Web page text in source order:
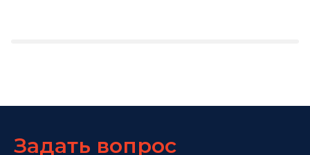
Задать вопрос